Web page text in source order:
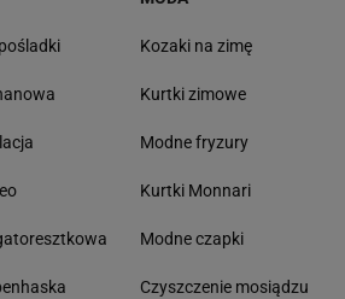
Kozaki na zimę
Kurtki zimowe
Modne fryzury
Kurtki Monnari
Modne czapki
Czyszczenie mosiądzu